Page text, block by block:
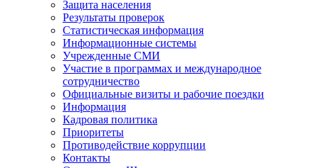
Защита населения
Результаты проверок
Статистическая информация
Информационные системы
Учрежденные СМИ
Участие в программах и международное
сотрудничество
Официальные визиты и рабочие поездки
Информация
Кадровая политика
Приоритеты
Противодействие коррупции
Контакты